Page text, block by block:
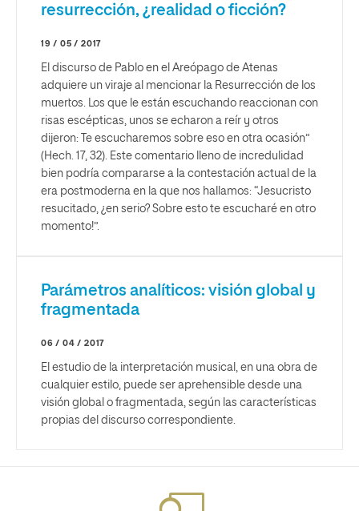
resurrección, ¿realidad o ficción?
19 / 05 / 2017
El discurso de Pablo en el Areópago de Atenas
adquiere un viraje al mencionar la Resurrección de los
muertos. Los que le están escuchando reaccionan con
risas escépticas, unos se echaron a reír y otros
dijeron: Te escucharemos sobre eso en otra ocasión”
(Hech. 17, 32). Este comentario lleno de incredulidad
bien podría compararse a la contestación actual de la
era postmoderna en la que nos hallamos: “Jesucristo
resucitado, ¿en serio? Sobre esto te escucharé en otro
momento!”.
Parámetros analíticos: visión global y
fragmentada
06 / 04 / 2017
El estudio de la interpretación musical, en una obra de
cualquier estilo, puede ser aprehensible desde una
visión global o fragmentada, según las características
propias del discurso correspondiente.